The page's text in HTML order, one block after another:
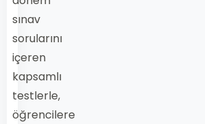
sınav
sorularını
içeren
kapsamlı
testlerle,
öğrencilere